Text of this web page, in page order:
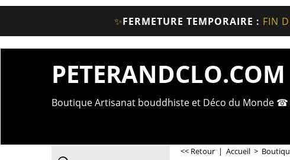
✨FERMETURE TEMPORAIRE : FIN
PETERANDCLO.COM
Boutique Artisanat bouddhiste et Déco du Monde ☎
<< Retour | Accueil >